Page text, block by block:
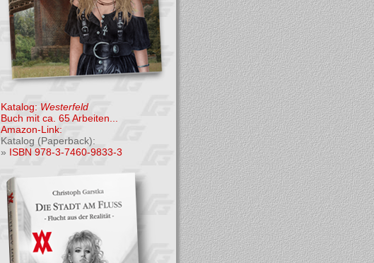
Katalog: Westerfeld
Buch mit ca. 65 Arbeiten...
Amazon-Link:
Katalog (Paperback):
» ISBN 978-3-7460-9833-3